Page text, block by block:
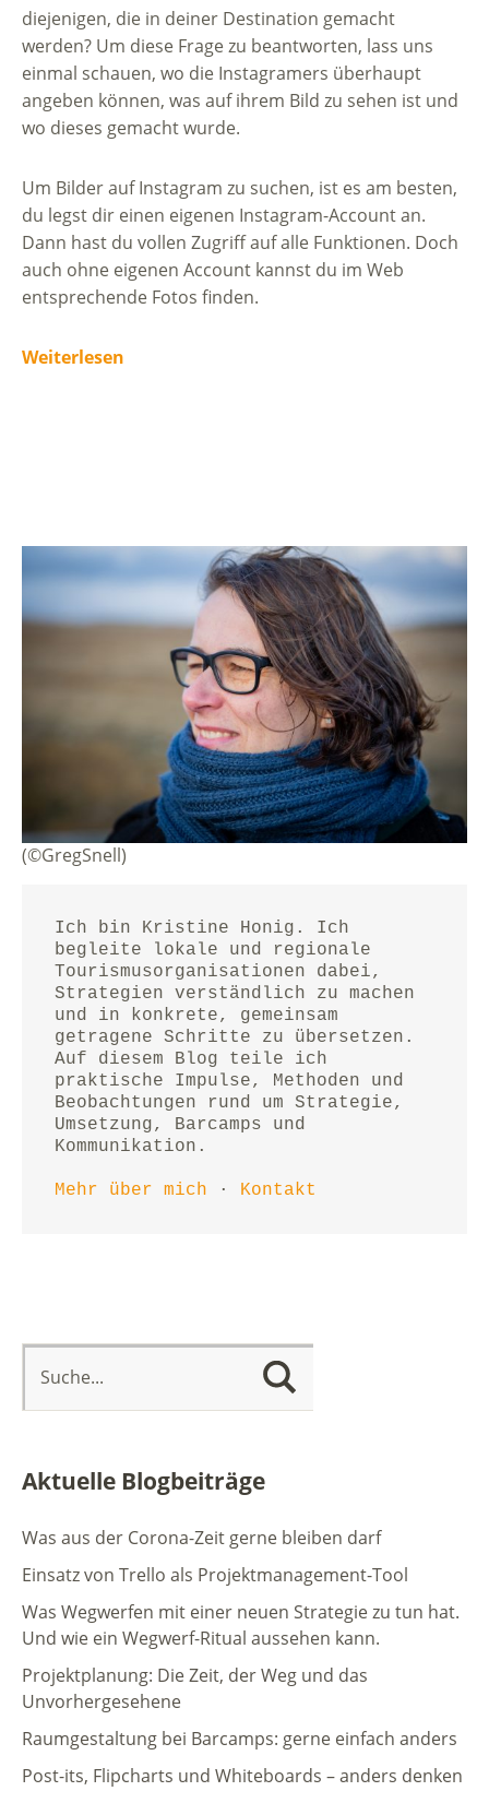
diejenigen, die in deiner Destination gemacht
werden? Um diese Frage zu beantworten, lass uns
einmal schauen, wo die Instagramers überhaupt
angeben können, was auf ihrem Bild zu sehen ist und
wo dieses gemacht wurde.
Um Bilder auf Instagram zu suchen, ist es am besten,
du legst dir einen eigenen Instagram-Account an.
Dann hast du vollen Zugriff auf alle Funktionen. Doch
auch ohne eigenen Account kannst du im Web
entsprechende Fotos finden.
Weiterlesen
(©GregSnell)
Ich bin Kristine Honig. Ich
begleite lokale und regionale
Tourismusorganisationen dabei,
Strategien verständlich zu machen
und in konkrete, gemeinsam
getragene Schritte zu übersetzen.
Auf diesem Blog teile ich
praktische Impulse, Methoden und
Beobachtungen rund um Strategie,
Umsetzung, Barcamps und
Kommunikation.
Mehr über mich · Kontakt
Aktuelle Blogbeiträge
Was aus der Corona-Zeit gerne bleiben darf
Einsatz von Trello als Projektmanagement-Tool
Was Wegwerfen mit einer neuen Strategie zu tun hat.
Und wie ein Wegwerf-Ritual aussehen kann.
Projektplanung: Die Zeit, der Weg und das
Unvorhergesehene
Raumgestaltung bei Barcamps: gerne einfach anders
Post-its, Flipcharts und Whiteboards – anders denken